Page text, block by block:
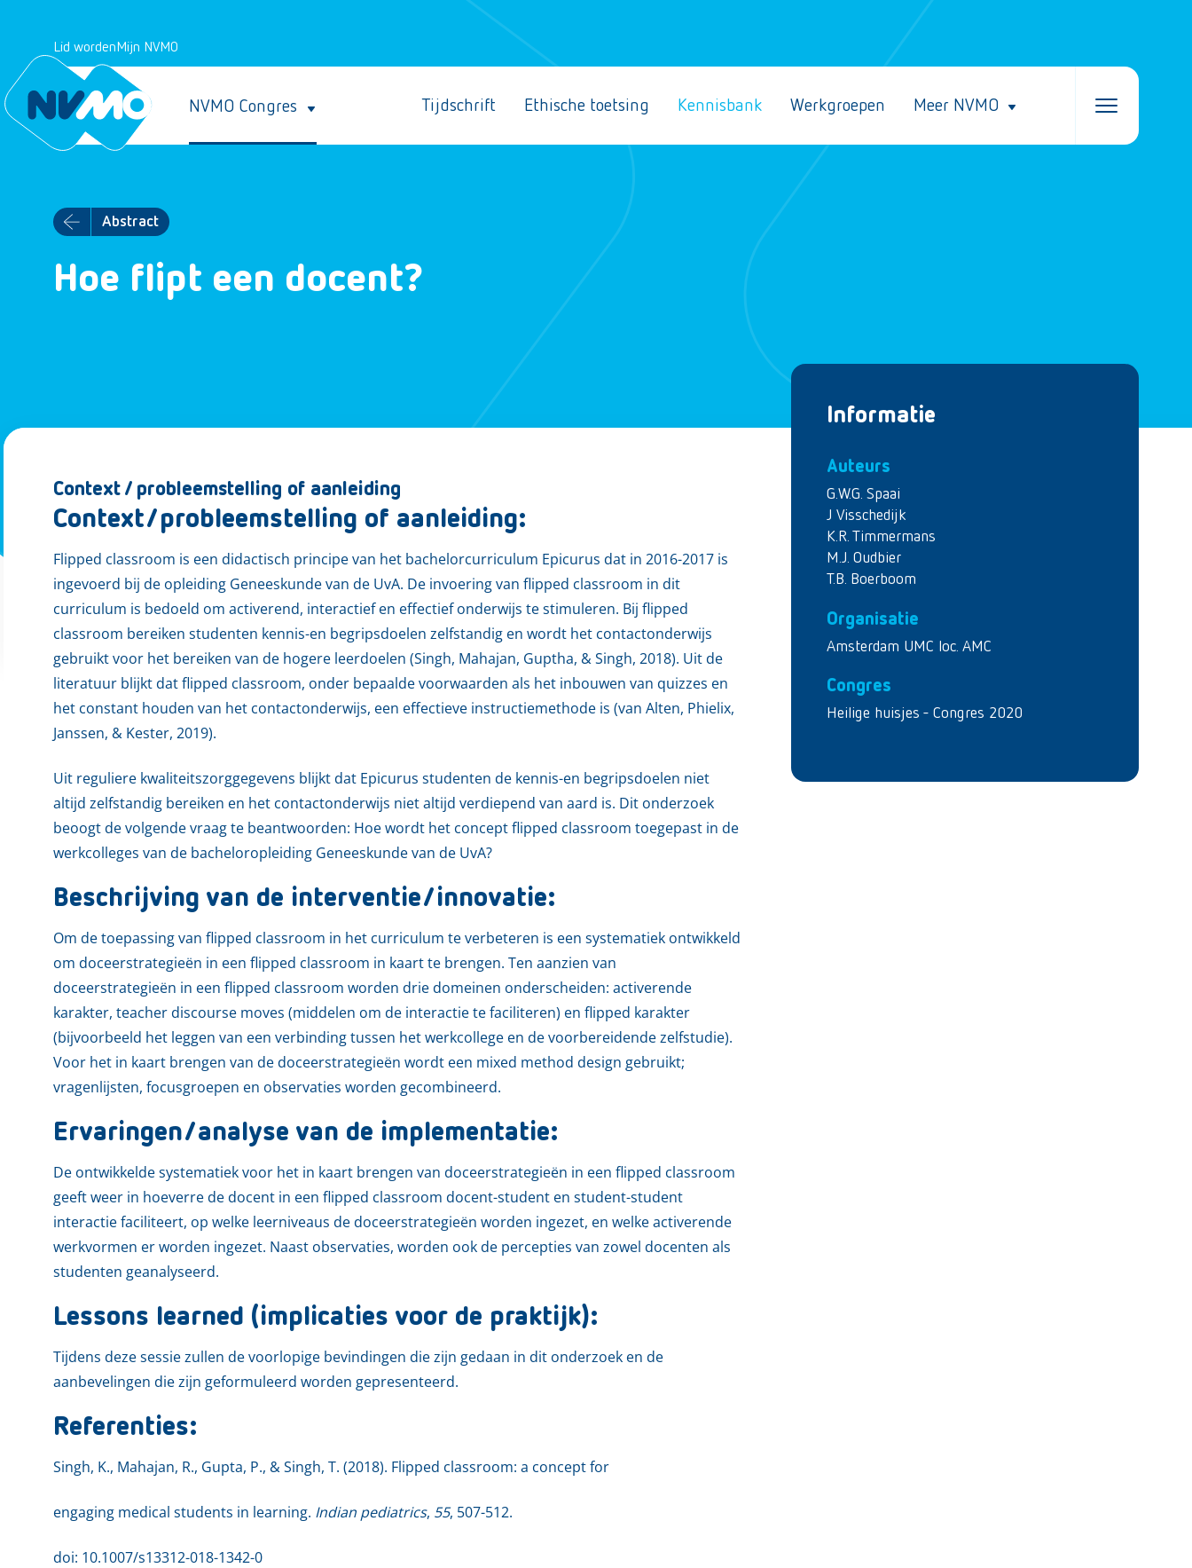
Lid wordenMijn NVMO
NVMO Congres Tijdschrift Ethische toetsing Kennisbank Werkgroepen Meer NVMO
Abstract
Hoe flipt een docent?
Informatie
Auteurs
G.W.G. Spaai
J Visschedijk
K.R. Timmermans
M.J. Oudbier
T.B. Boerboom
Organisatie
Amsterdam UMC loc. AMC
Congres
Heilige huisjes - Congres 2020
Context / probleemstelling of aanleiding
Context/probleemstelling of aanleiding:
Flipped classroom is een didactisch principe van het bachelorcurriculum Epicurus dat in 2016-2017 is
ingevoerd bij de opleiding Geneeskunde van de UvA. De invoering van flipped classroom in dit
curriculum is bedoeld om activerend, interactief en effectief onderwijs te stimuleren. Bij flipped
classroom bereiken studenten kennis-en begripsdoelen zelfstandig en wordt het contactonderwijs
gebruikt voor het bereiken van de hogere leerdoelen (Singh, Mahajan, Guptha, & Singh, 2018). Uit de
literatuur blijkt dat flipped classroom, onder bepaalde voorwaarden als het inbouwen van quizzes en
het constant houden van het contactonderwijs, een effectieve instructiemethode is (van Alten, Phielix,
Janssen, & Kester, 2019).
Uit reguliere kwaliteitszorggegevens blijkt dat Epicurus studenten de kennis-en begripsdoelen niet
altijd zelfstandig bereiken en het contactonderwijs niet altijd verdiepend van aard is. Dit onderzoek
beoogt de volgende vraag te beantwoorden: Hoe wordt het concept flipped classroom toegepast in de
werkcolleges van de bacheloropleiding Geneeskunde van de UvA?
Beschrijving van de interventie/innovatie:
Om de toepassing van flipped classroom in het curriculum te verbeteren is een systematiek ontwikkeld
om doceerstrategieën in een flipped classroom in kaart te brengen. Ten aanzien van
doceerstrategieën in een flipped classroom worden drie domeinen onderscheiden: activerende
karakter, teacher discourse moves (middelen om de interactie te faciliteren) en flipped karakter
(bijvoorbeeld het leggen van een verbinding tussen het werkcollege en de voorbereidende zelfstudie).
Voor het in kaart brengen van de doceerstrategieën wordt een mixed method design gebruikt;
vragenlijsten, focusgroepen en observaties worden gecombineerd.
Ervaringen/analyse van de implementatie:
De ontwikkelde systematiek voor het in kaart brengen van doceerstrategieën in een flipped classroom
geeft weer in hoeverre de docent in een flipped classroom docent-student en student-student
interactie faciliteert, op welke leerniveaus de doceerstrategieën worden ingezet, en welke activerende
werkvormen er worden ingezet. Naast observaties, worden ook de percepties van zowel docenten als
studenten geanalyseerd.
Lessons learned (implicaties voor de praktijk):
Tijdens deze sessie zullen de voorlopige bevindingen die zijn gedaan in dit onderzoek en de
aanbevelingen die zijn geformuleerd worden gepresenteerd.
Referenties:
Singh, K., Mahajan, R., Gupta, P., & Singh, T. (2018). Flipped classroom: a concept for
engaging medical students in learning. Indian pediatrics, 55, 507-512.
doi: 10.1007/s13312-018-1342-0